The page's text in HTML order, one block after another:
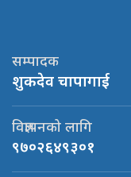
सम्पादक
शुकदेव चापागाई
विज्ञापनको लागि
९७०२६४९३०१